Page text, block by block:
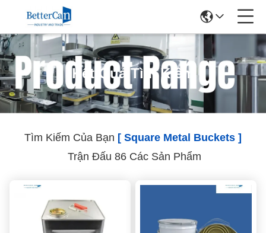
Kết Quả Tìm Kiếm
Tìm Kiếm Của Bạn [ Square Metal Buckets ]
Trận Đấu 86 Các Sản Phẩm